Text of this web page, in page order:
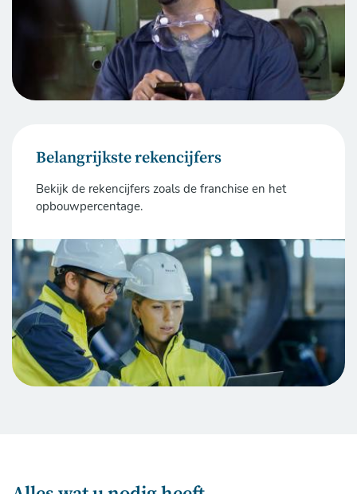
Belangrijkste rekencijfers
Bekijk de rekencijfers zoals de franchise en het
opbouwpercentage.